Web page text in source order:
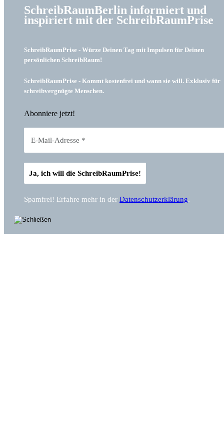
SchreibRaumBerlin informiert und
inspiriert mit der SchreibRaumPrise
SchreibRaumPrise - Würze Deinen Tag mit Impulsen für Deinen
persönlichen SchreibRaum!
SchreibRaumPrise - Kommt kostenfrei und wann sie will. Exklusiv für
schreibvergnügte Menschen.
Abonniere jetzt!
Spamfrei! Erfahre mehr in der Datenschutzerklärung.